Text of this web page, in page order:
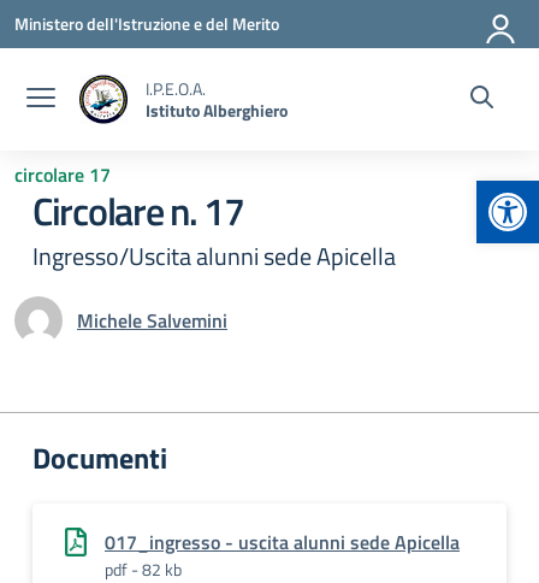
Vai ai contenuti
Vai al menu di navigazione
Vai al footer
Ministero dell'Istruzione e del Merito
I.P.E.O.A.
Istituto Alberghiero
circolare 17
Circolare n. 17
Ingresso/Uscita alunni sede Apicella
Michele Salvemini
Documenti
017_ingresso - uscita alunni sede Apicella
pdf - 82 kb